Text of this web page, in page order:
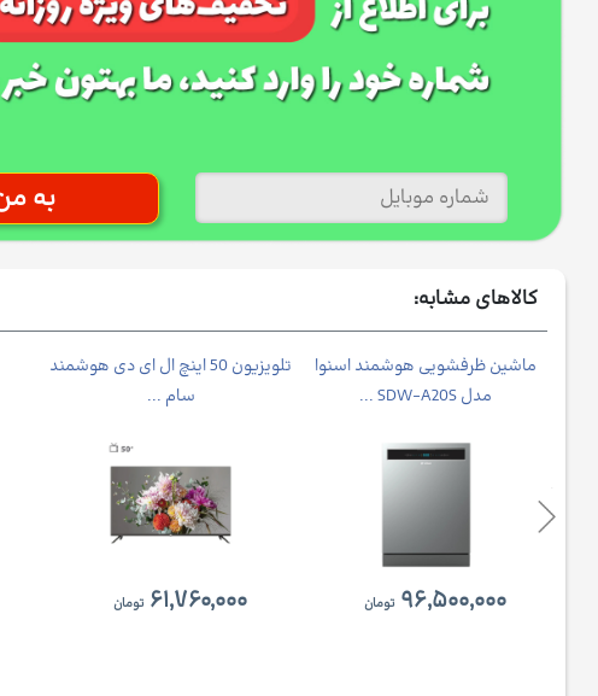
کالاهای مشابه:
تلویزیون 50 اینچ ال ای دی هوشمند
سام ...
۶۱,۷۶۰,۰۰۰ تومان
ماشین ظرفشویی هوشمند اسنوا
مدل SDW-A20S ...
۹۶,۵۰۰,۰۰۰ تومان